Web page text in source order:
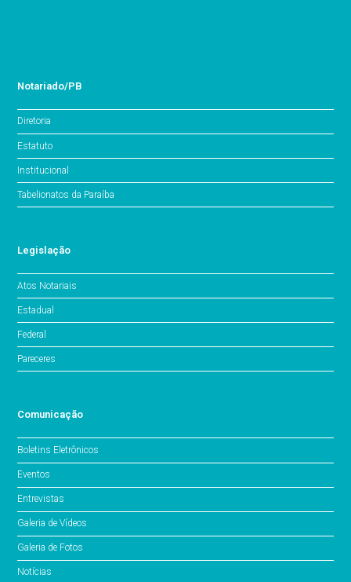
Notariado/PB
Diretoria
Estatuto
Institucional
Tabelionatos da Paraíba
Legislação
Atos Notariais
Estadual
Federal
Pareceres
Comunicação
Boletins Eletrônicos
Eventos
Entrevistas
Galeria de Vídeos
Galeria de Fotos
Notícias